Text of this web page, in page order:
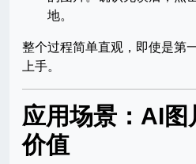
地。
整个过程简单直观，即使是第
上手。
应用场景：AI图
价值